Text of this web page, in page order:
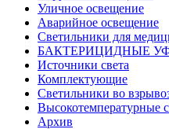
Уличное освещение
Аварийное освещение
Светильники для
БАКТЕРИЦИДНЫЕ
Источники света
Комплектующие
Светильники во
Высокотемпературные
Архив